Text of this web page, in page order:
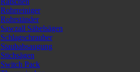
Rohrreiniger
Rohrständer
Sawzall Säbelsägen
Schlagschrauber
Staubabsaugung
Stichsägen
Switch Pack